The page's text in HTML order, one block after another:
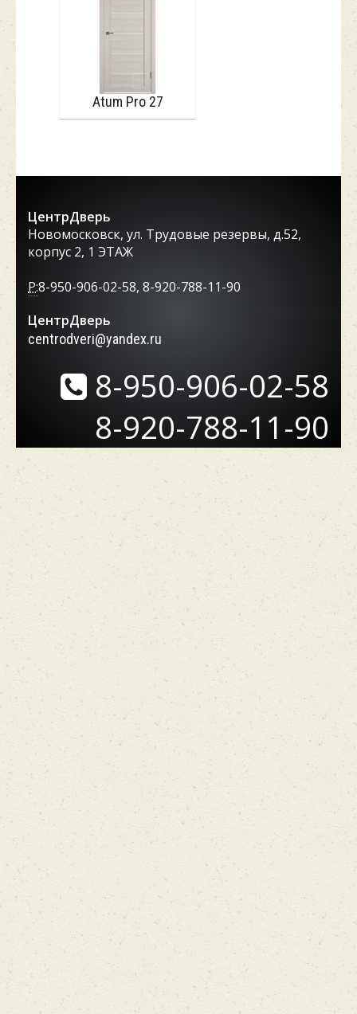
Atum Pro 27
ЦентрДверь
Новомосковск, ул. Трудовые резервы, д.52,
корпус 2, 1 ЭТАЖ
P:8-950-906-02-58, 8-920-788-11-90
ЦентрДверь
centrodveri@yandex.ru
8-950-906-02-58
8-920-788-11-90